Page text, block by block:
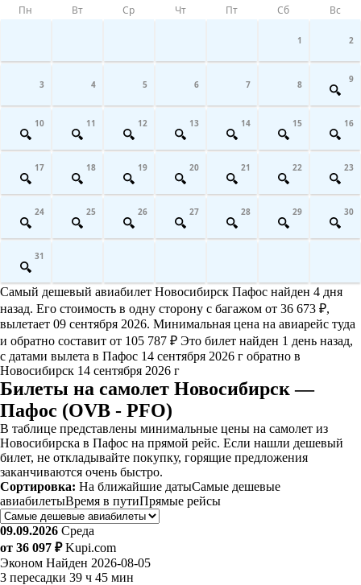
Пн Вт Ср Чт Пт Сб Вс
1 2
3 4 5 6 7 8 9
10 11 12 13 14 15 16
17 18 19 20 21 22 23
24 25 26 27 28 29 30
31
Самый дешевый авиабилет Новосибирск Пафос найден 4 дня
назад. Его стоимость в одну сторону с багажом от 36 673 ₽,
вылетает 09 сентября 2026. Минимальная цена на авиарейс туда
и обратно составит от 105 787 ₽ Это билет найден 1 день назад,
с датами вылета в Пафос 14 сентября 2026 г обратно в
Новосибирск 14 сентября 2026 г
Билеты на самолет Новосибирск —
Пафос (OVB - PFO)
В таблице представлены минимальные цены на самолет из
Новосибирска в Пафос на прямой рейс. Если нашли дешевый
билет, не откладывайте покупку, горящие предложения
заканчиваются очень быстро.
Сортировка: На ближайшие датыСамые дешевые
авиабилетыВремя в путиПрямые рейсы
09.09.2026 Среда
от 36 097 ₽ Kupi.com
Эконом Найден 2026-08-05
3 пересадки 39 ч 45 мин